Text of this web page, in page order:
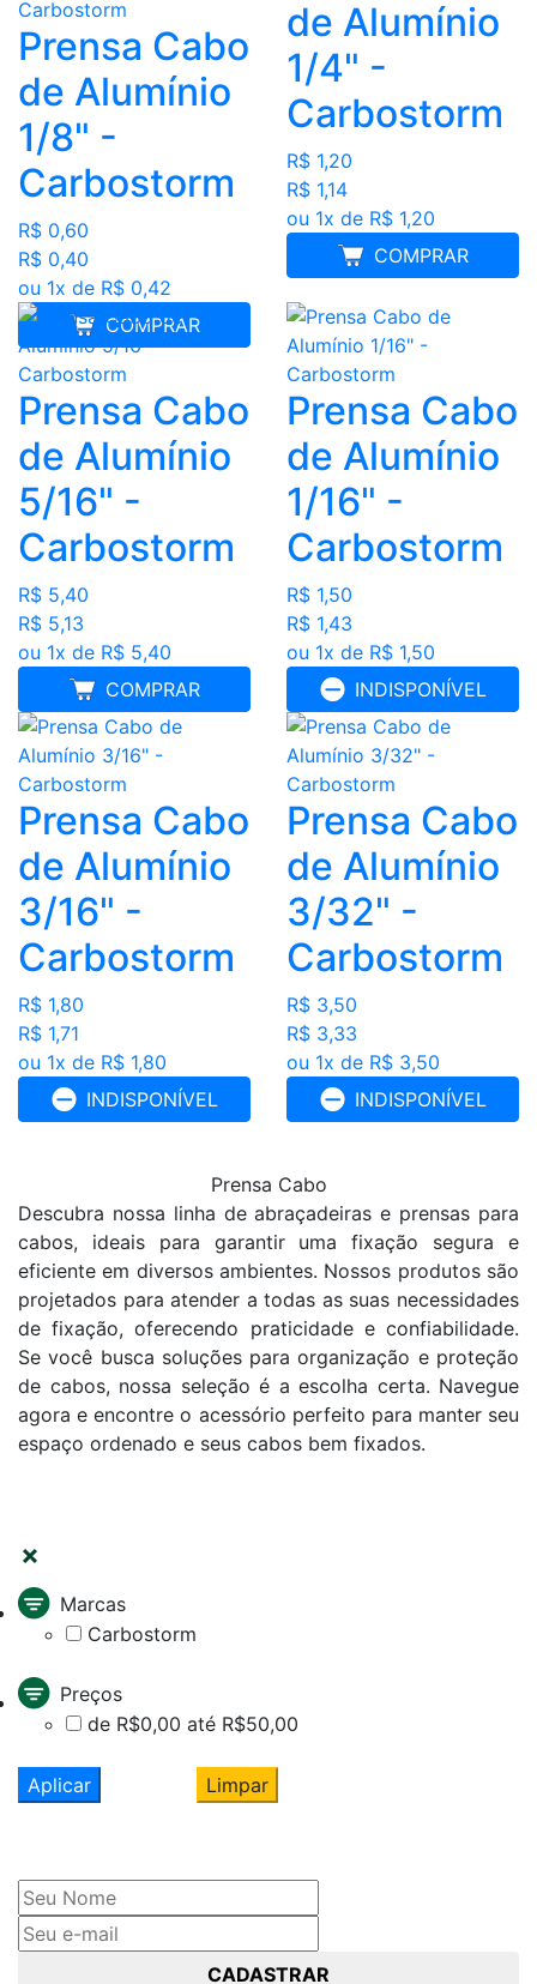
Prensa Cabo
de Alumínio
1/8" -
Carbostorm
R$ 0,60
R$ 0,40
ou 1x de R$ 0,42
COMPRAR
de Alumínio
1/4" -
Carbostorm
R$ 1,20
R$ 1,14
ou 1x de R$ 1,20
COMPRAR
Prensa Cabo
de Alumínio
5/16" -
Carbostorm
R$ 5,40
R$ 5,13
ou 1x de R$ 5,40
COMPRAR
Prensa Cabo
de Alumínio
1/16" -
Carbostorm
R$ 1,50
R$ 1,43
ou 1x de R$ 1,50
INDISPONÍVEL
Prensa Cabo
de Alumínio
3/16" -
Carbostorm
R$ 1,80
R$ 1,71
ou 1x de R$ 1,80
INDISPONÍVEL
Prensa Cabo
de Alumínio
3/32" -
Carbostorm
R$ 3,50
R$ 3,33
ou 1x de R$ 3,50
INDISPONÍVEL
Prensa Cabo
Descubra nossa linha de abraçadeiras e prensas para
cabos, ideais para garantir uma fixação segura e
eficiente em diversos ambientes. Nossos produtos são
projetados para atender a todas as suas necessidades
de fixação, oferecendo praticidade e confiabilidade.
Se você busca soluções para organização e proteção
de cabos, nossa seleção é a escolha certa. Navegue
agora e encontre o acessório perfeito para manter seu
espaço ordenado e seus cabos bem fixados.
Marcas
Carbostorm
Preços
de R$0,00 até R$50,00
Aplicar Limpar
CADASTRAR